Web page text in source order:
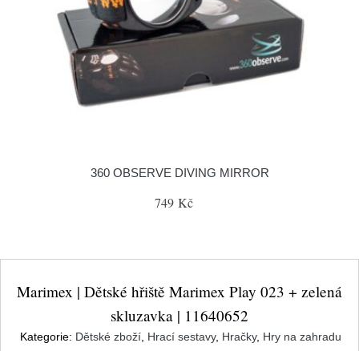
360 OBSERVE DIVING MIRROR
749 Kč
Marimex | Dětské hřiště Marimex Play 023 + zelená
skluzavka | 11640652
Kategorie: Dětské zboží, Hrací sestavy, Hračky, Hry na zahradu